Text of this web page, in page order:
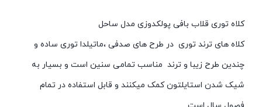
کلاه توری قلاب بافی پولکدوزی مدل ساحل
کلاه های ترند توری در طرح های صدفی ،ماتیلدا توری ساده و
چندین طرح زیبا و ترند مناسب تمامی سنین است و بسیار به
شیک شدن استایلتون کمک میکنند و قابل استفاده در تمام